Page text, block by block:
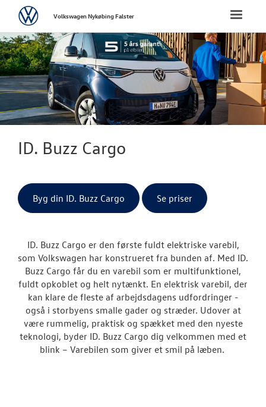
FORSIDE
NYE
NYE VAREBILER
Finansiering
ID. Buzz
Caddy Cargo
Vans
Crafter
Transporter
Toggle
VolkswagenVolkswagen Nykøbing Falster
ID. Buzz Cargo
Byg din ID. Buzz Cargo Se priser
ID. Buzz Cargo er den første fuldt elektriske varebil,
som Volkswagen har konstrueret fra bunden af. Med ID.
Buzz Cargo får du en varebil som er multifunktionel,
fuldt opkoblet og helt nytænkt. En elektrisk varebil, der
kan klare de fleste af arbejdsdagens udfordringer -
også i storbyens smalle gader og stræder. Udover at
være rummelig, praktisk og spækket med den nyeste
teknologi, byder ID. Buzz Cargo dig velkommen med et
blink – Varebilen som giver et smil på læben.